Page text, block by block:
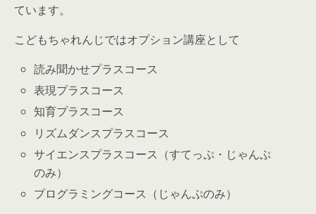
ています。
こどもちゃれんじではオプション講座として
読み聞かせプラスコース
表現プラスコース
知育プラスコース
リズムダンスプラスコース
サイエンスプラスコース（すてっぷ・じゃんぷ
のみ）
プログラミングコース（じゃんぷのみ）